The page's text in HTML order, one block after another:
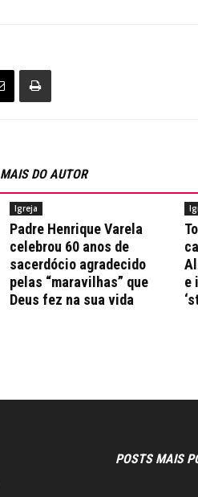
MAIS DO AUTOR
Igreja
Padre Henrique Varela
celebrou 60 anos de
sacerdócio agradecido
pelas “maravilhas” que
Deus fez na sua vida
e
POSTS MAIS